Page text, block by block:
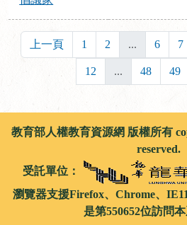
上一頁 1 2 ... 6 7
12 ... 48 49
教育部人權教育資源網 版權所有
reserved.
受託單位：
瀏覽器支援Firefox、Chrome、
是第550652位訪問